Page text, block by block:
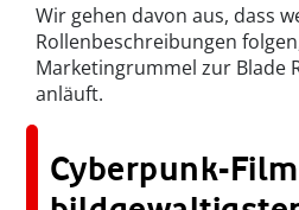
Wir gehen davon aus, dass
Rollenbeschreibungen
Marketingrummel zur Blade
anläuft.
Cyberpunk-